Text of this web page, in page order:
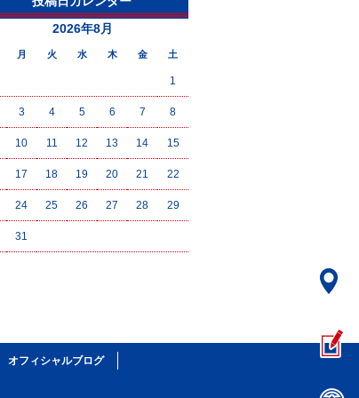
2026年8月
月 火 水 木 金 土
1
3 4 5 6 7 8
10 11 12 13 14 15
17 18 19 20 21 22
24 25 26 27 28 29
31
オフィシャルブログ